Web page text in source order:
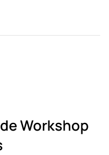
Workshop